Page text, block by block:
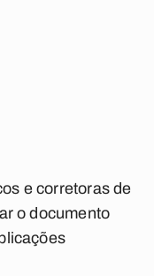
e corretoras de
o documento